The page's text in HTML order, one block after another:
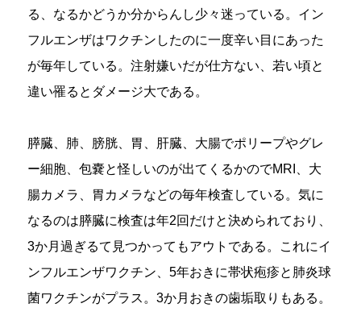
る、なるかどうか分からんし少々迷っている。イン
フルエンザはワクチンしたのに一度辛い目にあった
が毎年している。注射嫌いだが仕方ない、若い頃と
違い罹るとダメージ大である。
膵臓、肺、膀胱、胃、肝臓、大腸でポリープやグレ
ー細胞、包嚢と怪しいのが出てくるかのでMRI、大
腸カメラ、胃カメラなどの毎年検査している。気に
なるのは膵臓に検査は年2回だけと決められており、
3か月過ぎるて見つかってもアウトである。これにイ
ンフルエンザワクチン、5年おきに帯状疱疹と肺炎球
菌ワクチンがプラス。3か月おきの歯垢取りもある。